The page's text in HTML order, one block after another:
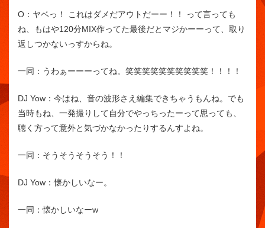
O： ヤベっ！ これはダメだアウトだーー！！ って言っても
ね、もはや120分MIX作ってた最後だとマジかーーって、取り
返しつかないっすからね。
一同： うわぁーーーってね。笑笑笑笑笑笑笑笑笑笑！！！！
DJ Yow： 今はね、音の波形さえ編集できちゃうもんね。でも
当時もね、一発撮りして自分でやっちったーって思っても、
聴く方って意外と気づかなかったりするんすよね。
一同： そうそうそうそう！！
DJ Yow：懐かしいなー。
一同：懐かしいなーw